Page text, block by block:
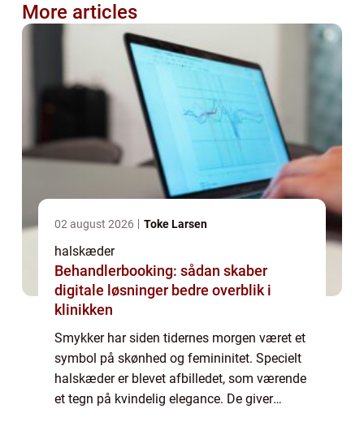
More articles
02 august 2026 Toke Larsen
halskæder
Behandlerbooking: sådan skaber
digitale løsninger bedre overblik i
klinikken
Smykker har siden tidernes morgen været et
symbol på skønhed og femininitet. Specielt
halskæder er blevet afbilledet, som værende
et tegn på kvindelig elegance. De giver